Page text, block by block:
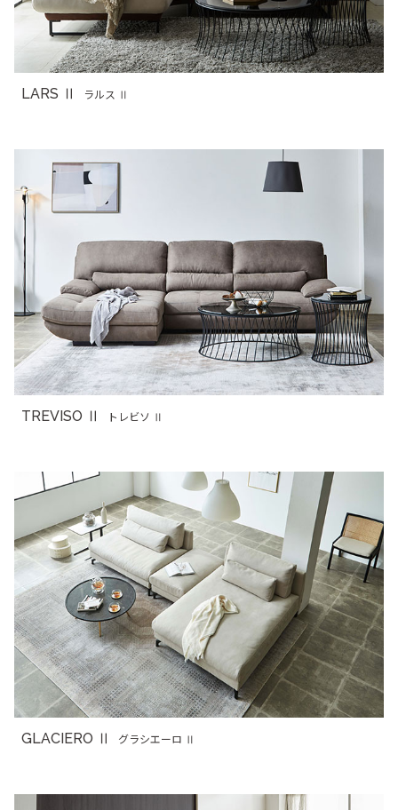
LARS Ⅱ ラルス Ⅱ
TREVISO Ⅱ トレビソ Ⅱ
GLACIERO Ⅱ グラシエーロ Ⅱ